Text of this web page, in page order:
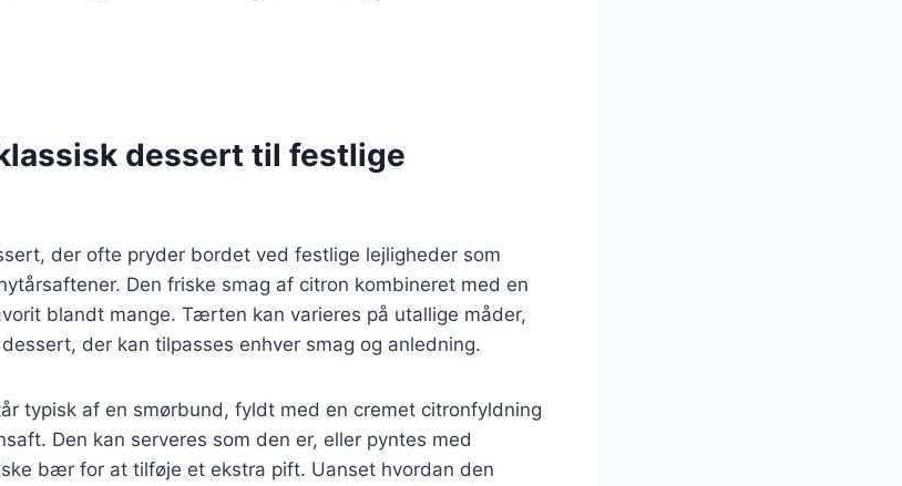
dessert til festlige
der ofte pryder bordet ved festlige lejligheder som
Den friske smag af citron kombineret med en
blandt mange. Tærten kan varieres på utallige måder,
der kan tilpasses enhver smag og anledning.
typisk af en smørbund, fyldt med en cremet citronfyldning
Den kan serveres som den er, eller pyntes med
bær for at tilføje et ekstra pift. Uanset hvordan den